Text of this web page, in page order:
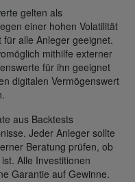
gelten als
einer hohen Volatilität
alle Anleger geeignet.
mithilfe externer
für ihn geeignet
digitalen Vermögenswert
aus Backtests
Jeder Anleger sollte
Beratung prüfen, ob
Alle Investitionen
Garantie auf Gewinne.